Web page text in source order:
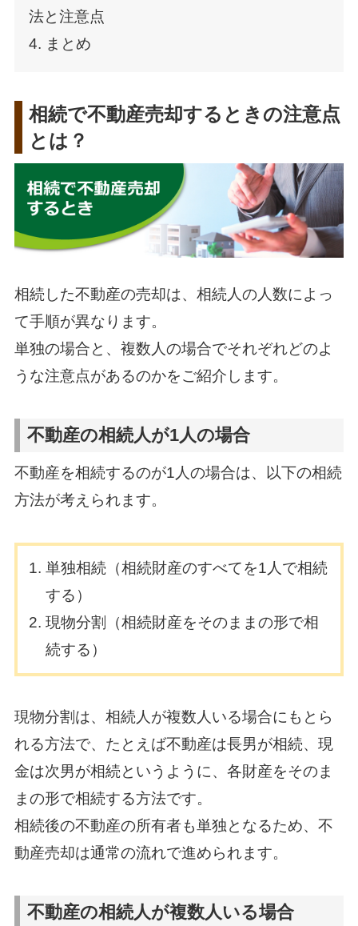
法と注意点
4. まとめ
相続で不動産売却するときの注意点
とは？
相続した不動産の売却は、相続人の人数によっ
て手順が異なります。
単独の場合と、複数人の場合でそれぞれどのよ
うな注意点があるのかをご紹介します。
不動産の相続人が1人の場合
不動産を相続するのが1人の場合は、以下の相続
方法が考えられます。
単独相続（相続財産のすべてを1人で相続
する）
現物分割（相続財産をそのままの形で相
続する）
現物分割は、相続人が複数人いる場合にもとら
れる方法で、たとえば不動産は長男が相続、現
金は次男が相続というように、各財産をそのま
まの形で相続する方法です。
相続後の不動産の所有者も単独となるため、不
動産売却は通常の流れで進められます。
不動産の相続人が複数人いる場合